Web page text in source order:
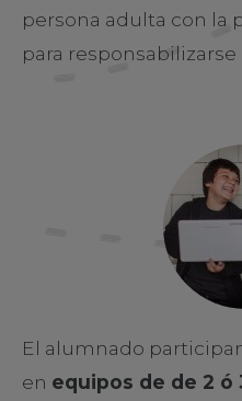
persona adulta con la
para
El alumnado
en equipos de de 2 ó